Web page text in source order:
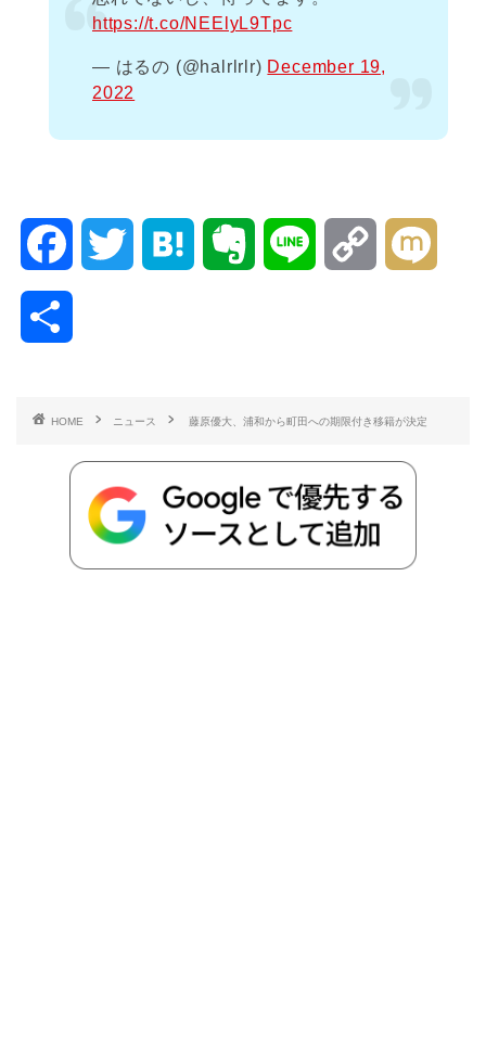
https://t.co/NEElyL9Tpc
— はるの (@halrlrlr) December 19,
2022
e a o i
HOME ニュース 藤原優大、浦和から町田への期限付き移籍が決定